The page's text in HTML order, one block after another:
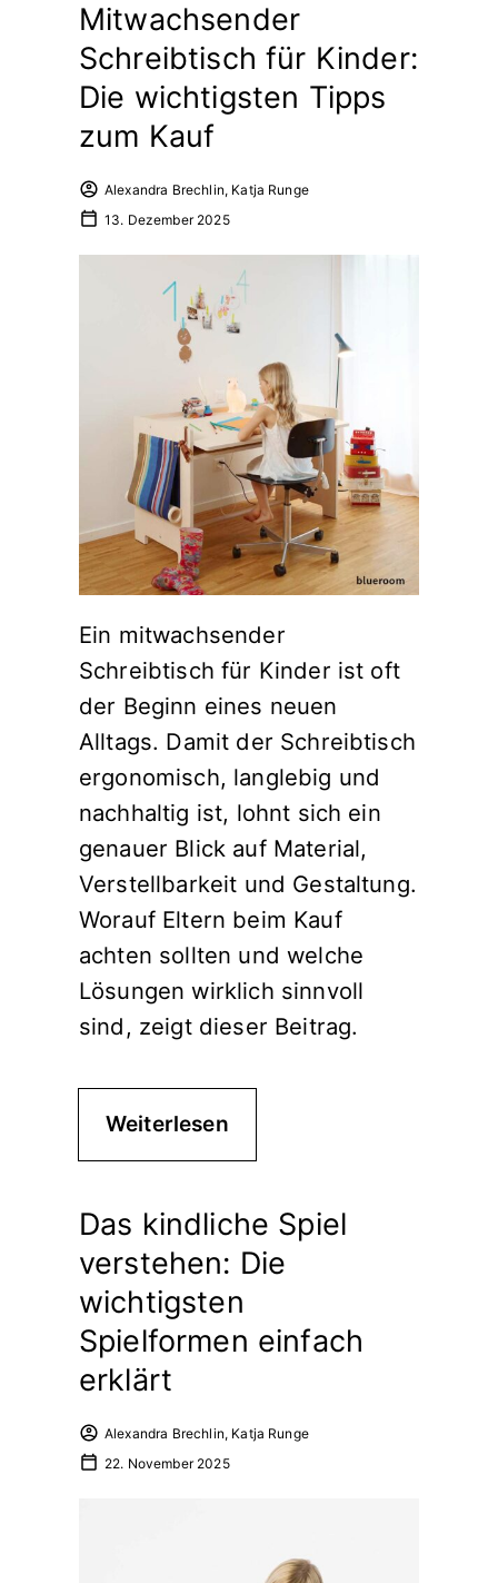
Mitwachsender
Schreibtisch für Kinder:
Die wichtigsten Tipps
zum Kauf
Alexandra Brechlin, Katja Runge
13. Dezember 2025
Ein mitwachsender
Schreibtisch für Kinder ist oft
der Beginn eines neuen
Alltags. Damit der Schreibtisch
ergonomisch, langlebig und
nachhaltig ist, lohnt sich ein
genauer Blick auf Material,
Verstellbarkeit und Gestaltung.
Worauf Eltern beim Kauf
achten sollten und welche
Lösungen wirklich sinnvoll
sind, zeigt dieser Beitrag.
Weiterlesen
Das kindliche Spiel
verstehen: Die
wichtigsten
Spielformen einfach
erklärt
Alexandra Brechlin, Katja Runge
22. November 2025